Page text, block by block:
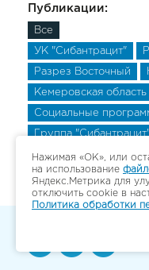
Публикации:
Все
УК "Сибантрацит"
Разрез Восточный
Кемеровская область
Социальные
Группа "Сибантрацит"
Разрез
Нажимая «ОК», или
на использование
Яндекс.Метрика для
отключить cookie в
Политика обработки